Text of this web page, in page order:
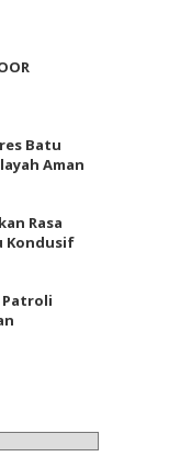
Batu
Aman
Rasa
Kondusif
Patroli